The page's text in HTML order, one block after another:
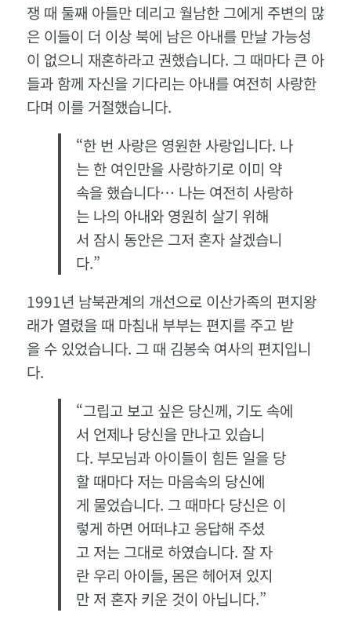
쟁 때 둘째 아들만 데리고 월남한 그에게 주변의 많
은 이들이 더 이상 북에 남은 아내를 만날 가능성
이 없으니 재혼하라고 권했습니다. 그 때마다 큰 아
들과 함께 자신을 기다리는 아내를 여전히 사랑한
다며 이를 거절했습니다.
“한 번 사랑은 영원한 사랑입니다. 나
는 한 여인만을 사랑하기로 이미 약
속을 했습니다… 나는 여전히 사랑하
는 나의 아내와 영원히 살기 위해
서 잠시 동안은 그저 혼자 살겠습니
다.”
1991년 남북관계의 개선으로 이산가족의 편지왕
래가 열렸을 때 마침내 부부는 편지를 주고 받
을 수 있었습니다. 그 때 김봉숙 여사의 편지입니
다.
“그립고 보고 싶은 당신께, 기도 속에
서 언제나 당신을 만나고 있습니
다. 부모님과 아이들이 힘든 일을 당
할 때마다 저는 마음속의 당신에
게 물었습니다. 그 때마다 당신은 이
렇게 하면 어떠냐고 응답해 주셨
고 저는 그대로 하였습니다. 잘 자
란 우리 아이들, 몸은 헤어져 있지
만 저 혼자 키운 것이 아닙니다.”